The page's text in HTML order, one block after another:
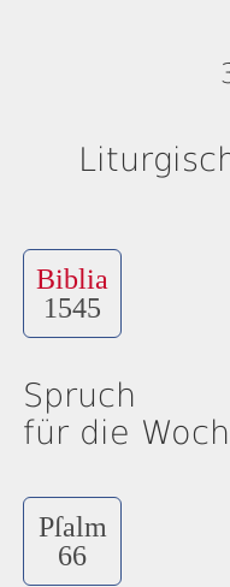
Biblia
1545
Spruch
für die
Pſalm
66